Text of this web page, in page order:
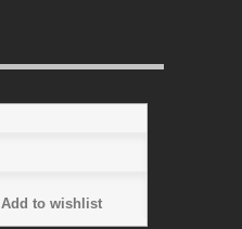
Add to wishlist